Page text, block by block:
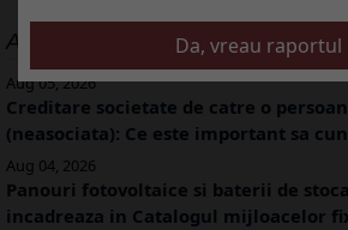
ALTE ARTICOLE
Aug 05, 2026
Creditare societate de catre o
(neasociata): Ce este important sa
Aug 04, 2026
Panouri fotovoltaice si baterii de
incadreaza in Catalogul mijloacelor